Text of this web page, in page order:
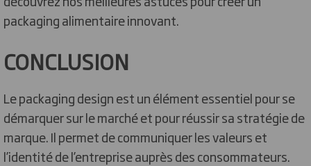
packaging alimentaire innovant.
CONCLUSION
Le packaging design est un élément essentiel pour se
démarquer sur le marché et pour réussir sa stratégie de
marque. Il permet de communiquer les valeurs et
l’identité de l’entreprise auprès des consommateurs.